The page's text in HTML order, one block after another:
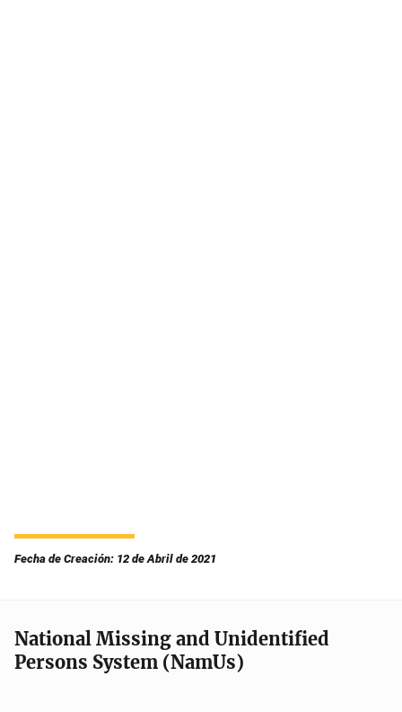
Fecha de Creación: 12 de Abril de 2021
National Missing and Unidentified
Persons System (NamUs)